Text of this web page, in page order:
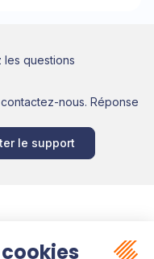
les questions
nous. Réponse
le support